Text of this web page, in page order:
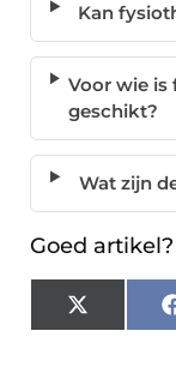
Kan
Voor wie is
geschikt?
Wat zijn
Goed
X
(Twitter)